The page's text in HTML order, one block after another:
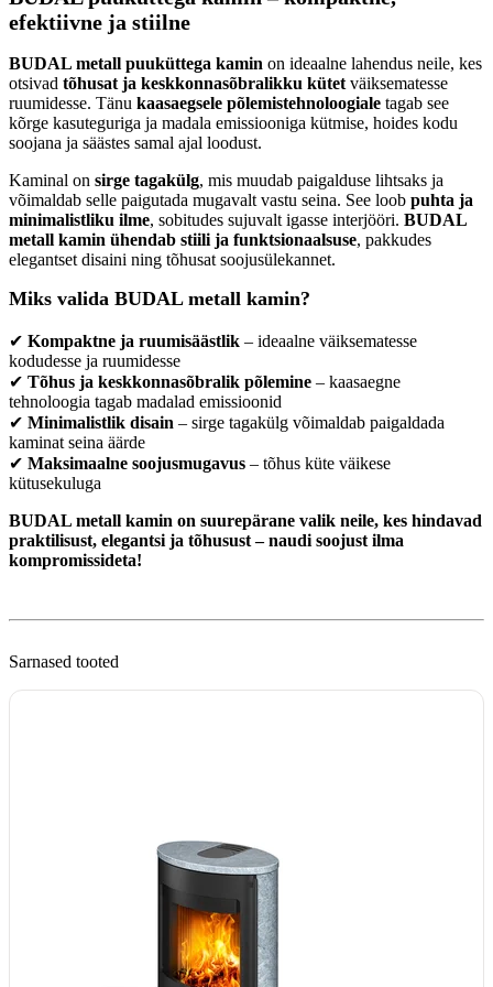
Materjal:
Vastab normidele:
EN13229, Ecodesign, BImSchV2, CE
Garantii:
5 aastat
Energiaklass:
VÄHEM INFOT
efektiivne ja stiilne
BUDAL metall puuküttega kamin on ideaalne lahendus neile, kes
otsivad tõhusat ja keskkonnasõbralikku kütet väiksematesse
ruumidesse. Tänu kaasaegsele põlemistehnoloogiale tagab see
kõrge kasuteguriga ja madala emissiooniga kütmise, hoides kodu
soojana ja säästes samal ajal loodust.
Kaminal on sirge tagakülg, mis muudab paigalduse lihtsaks ja
võimaldab selle paigutada mugavalt vastu seina. See loob puhta ja
minimalistliku ilme, sobitudes sujuvalt igasse interjööri. BUDAL
metall kamin ühendab stiili ja funktsionaalsuse, pakkudes
elegantset disaini ning tõhusat soojusülekannet.
Miks valida BUDAL metall kamin?
✔ Kompaktne ja ruumisäästlik – ideaalne väiksematesse
kodudesse ja ruumidesse
✔ Tõhus ja keskkonnasõbralik põlemine – kaasaegne
tehnoloogia tagab madalad emissioonid
✔ Minimalistlik disain – sirge tagakülg võimaldab paigaldada
kaminat seina äärde
✔ Maksimaalne soojusmugavus – tõhus küte väikese
kütusekuluga
BUDAL metall kamin on suurepärane valik neile, kes hindavad
praktilisust, elegantsi ja tõhusust – naudi soojust ilma
kompromissideta!
Sarnased tooted